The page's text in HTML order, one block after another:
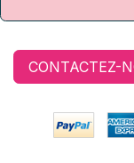
CONTACTEZ-